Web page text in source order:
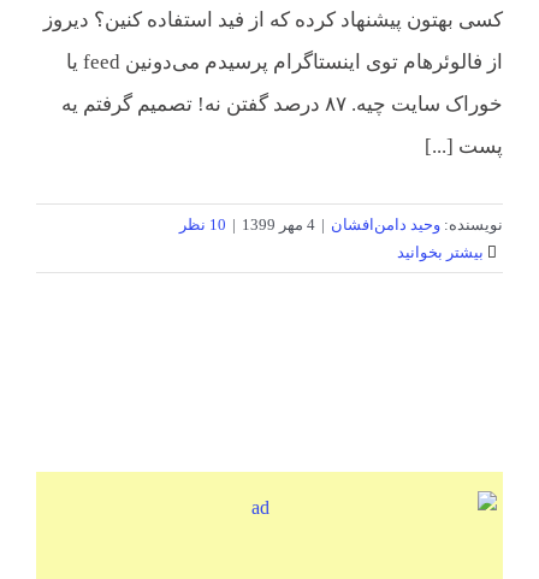
کسی بهتون پیشنهاد کرده که از فید استفاده کنین؟ دیروز
از فالوئرهام توی اینستاگرام پرسیدم می‌دونین feed یا
خوراک سایت چیه. ۸۷ درصد گفتن نه! تصمیم گرفتم یه
پست [...]
نویسنده: وحید دامن‌افشان | 4 مهر 1399 | 10 نظر
بیشتر بخوانید